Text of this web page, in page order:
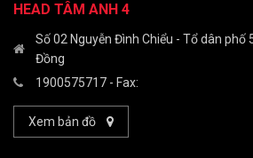
HEAD TÂM ANH 4
Số 02 Nguyễn Đình Chiểu - Tổ dân phố
Đồng
1900575717 - Fax:
Xem bản đồ